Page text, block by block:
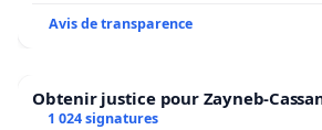
Avis de transparence
Obtenir justice pour Zayneb-
1 024 signatures